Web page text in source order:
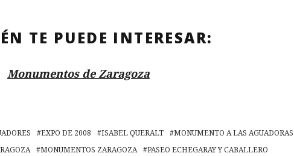
TE PUEDE INTERESAR:
Monumentos de Zaragoza
EXPO DE 2008 ISABEL QUERALT
MONUMENTO A LAS AGUADORAS
MONUMENTOS ZARAGOZA
PASEO ECHEGARAY Y CABALLERO